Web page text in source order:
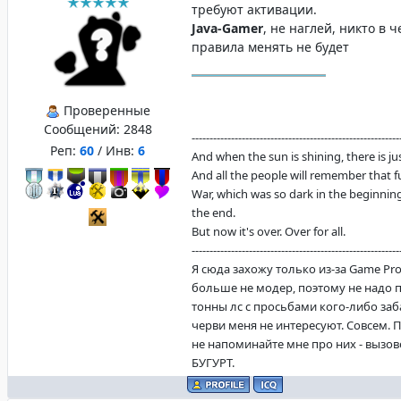
Проверенные
Сообщений: 2848
Реп: 60 / Инв: 6
требуют активации.
Java-Gamer, не наглей, никто в
правила менять не будет
And when the sun is shining, there is
And all the people will remember that
War, which was so dark in the
the end.
But now it's over. Over for all.
Я сюда захожу только из-за Game
больше не модер, поэтому не надо
тонны лс с просьбами кого-либо
черви меня не интересуют. Совсем.
не напоминайте мне про них -
БУГУРТ.